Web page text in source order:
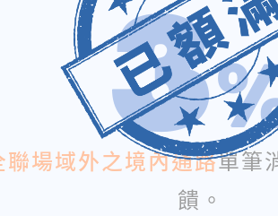
聯場域外之境內通路單筆
饋。